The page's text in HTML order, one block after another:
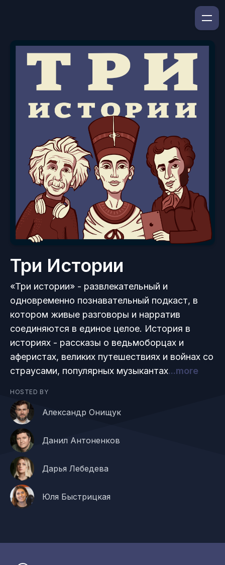
Три Истории
«Три истории» - развлекательный и
одновременно познавательный подкаст, в
котором живые разговоры и нарратив
соединяются в единое целое. История в
историях - рассказы о ведьмоборцах и
аферистах, великих путешествиях и войнах со
страусами, популярных музыкантах...more
HOSTED BY
Александр Онищук
Данил Антоненков
Дарья Лебедева
Юля Быстрицкая